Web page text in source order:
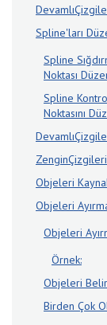
Spline'ları
Spline
Noktası
Spline
Noktasını
Objeleri
Objeleri
Objeleri
Örnek:
Objeleri
Birden Çok